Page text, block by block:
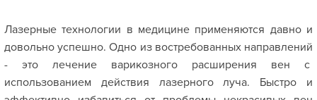
Лазерные технологии в медицине применяются давно и
довольно успешно. Одно из востребованных направлений
- это лечение варикозного расширения вен с
использованием действия лазерного луча. Быстро и